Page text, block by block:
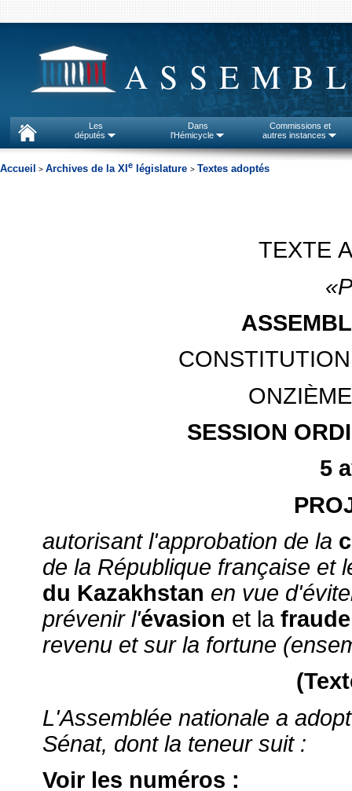
Les
députés
Dans
l'Hémicycle
Commissions et
autres instances
Accueil > Archives de la XI e législature > Textes adoptés
TEXTE
SESSION
5
autorisant l'approbation de la
de la République française et
du Kazakhstan en vue
prévenir l'évasion et la
revenu et sur la fortune
L'Assemblée nationale a
Sénat, dont la teneur suit :
Voir les numéros :